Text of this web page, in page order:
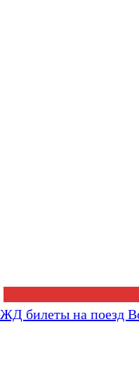
ЖД билеты на поезд